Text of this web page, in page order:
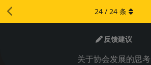
反馈建议
关于协会发展的思考
24 / 24 条